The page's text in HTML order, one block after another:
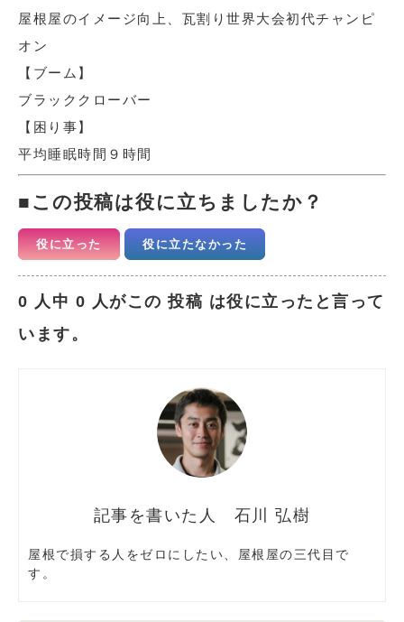
屋根屋のイメージ向上、瓦割り世界大会初代チャンピ
オン
【ブーム】
ブラッククローバー
【困り事】
平均睡眠時間９時間
この投稿は役に立ちましたか？
役に立った 役に立たなかった
0 人中 0 人がこの 投稿 は役に立ったと言って
います。
石川 弘樹
屋根で損する人をゼロにしたい、屋根屋の三代目で
す。